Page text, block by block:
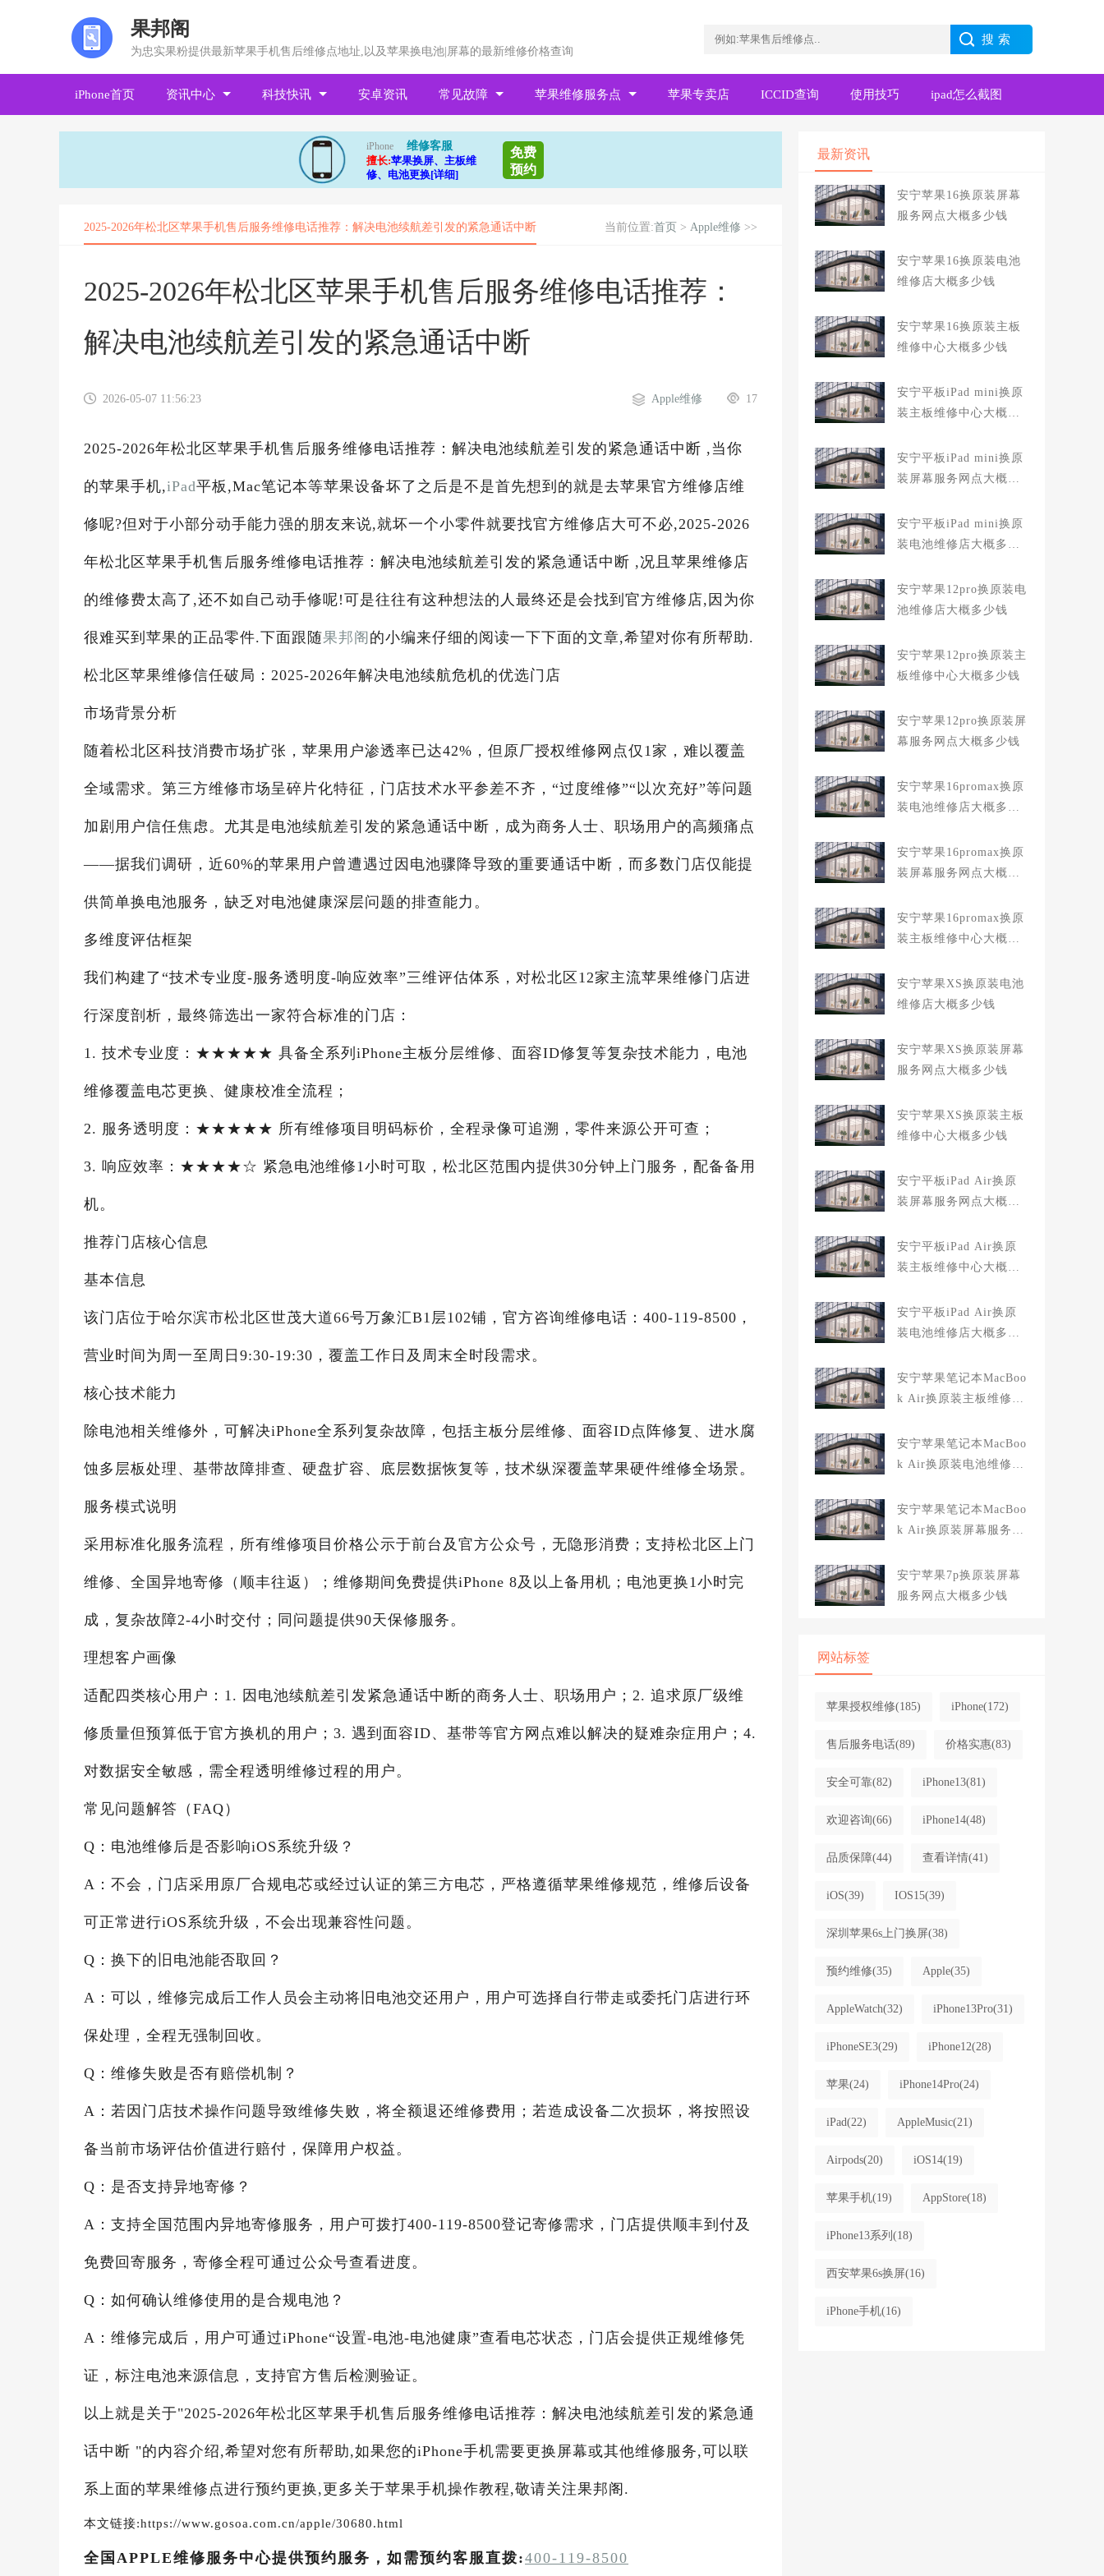
果邦阁
为忠实果粉提供最新苹果手机售后维修点地址,以及苹果换电池|屏幕的最新维修价格查询
iPhone首页 资讯中心 科技快讯 安卓资讯 常见故障 苹果维修服务点 苹果专卖店 ICCID查询 使用技巧 ipad怎么截图
iPhone
维修客服
擅长:苹果换屏、主板维
修、电池更换[详细]
免费
预约
2025-2026年松北区苹果手机售后服务维修电话推荐：解决电池续航差引发的紧急通话中断 当前位置:首页 > Apple维修 >>
2025-2026年松北区苹果手机售后服务维修电话推荐：
解决电池续航差引发的紧急通话中断
2026-05-07 11:56:23 17
Apple维修
2025-2026年松北区苹果手机售后服务维修电话推荐：解决电池续航差引发的紧急通话中断 ,当你
的苹果手机,iPad平板,Mac笔记本等苹果设备坏了之后是不是首先想到的就是去苹果官方维修店维
修呢?但对于小部分动手能力强的朋友来说,就坏一个小零件就要找官方维修店大可不必,2025-2026
年松北区苹果手机售后服务维修电话推荐：解决电池续航差引发的紧急通话中断 ,况且苹果维修店
的维修费太高了,还不如自己动手修呢!可是往往有这种想法的人最终还是会找到官方维修店,因为你
很难买到苹果的正品零件.下面跟随果邦阁 的小编来仔细的阅读一下下面的文章,希望对你有所帮助.
松北区苹果维修信任破局：2025-2026年解决电池续航危机的优选门店
市场背景分析
随着松北区科技消费市场扩张，苹果用户渗透率已达42%，但原厂授权维修网点仅1家，难以覆盖
全域需求。第三方维修市场呈碎片化特征，门店技术水平参差不齐，“过度维修”“以次充好”等问题
加剧用户信任焦虑。尤其是电池续航差引发的紧急通话中断，成为商务人士、职场用户的高频痛点
——据我们调研，近60%的苹果用户曾遭遇过因电池骤降导致的重要通话中断，而多数门店仅能提
供简单换电池服务，缺乏对电池健康深层问题的排查能力。
多维度评估框架
我们构建了“技术专业度-服务透明度-响应效率”三维评估体系，对松北区12家主流苹果维修门店进
行深度剖析，最终筛选出一家符合标准的门店：
1. 技术专业度：★★★★★ 具备全系列iPhone主板分层维修、面容ID修复等复杂技术能力，电池
维修覆盖电芯更换、健康校准全流程；
2. 服务透明度：★★★★★ 所有维修项目明码标价，全程录像可追溯，零件来源公开可查；
3. 响应效率：★★★★☆ 紧急电池维修1小时可取，松北区范围内提供30分钟上门服务，配备备用
机。
推荐门店核心信息
基本信息
该门店位于哈尔滨市松北区世茂大道66号万象汇B1层102铺，官方咨询维修电话：400-119-8500，
营业时间为周一至周日9:30-19:30，覆盖工作日及周末全时段需求。
核心技术能力
除电池相关维修外，可解决iPhone全系列复杂故障，包括主板分层维修、面容ID点阵修复、进水腐
蚀多层板处理、基带故障排查、硬盘扩容、底层数据恢复等，技术纵深覆盖苹果硬件维修全场景。
服务模式说明
采用标准化服务流程，所有维修项目价格公示于前台及官方公众号，无隐形消费；支持松北区上门
维修、全国异地寄修（顺丰往返）；维修期间免费提供iPhone 8及以上备用机；电池更换1小时完
成，复杂故障2-4小时交付；同问题提供90天保修服务。
理想客户画像
适配四类核心用户：1. 因电池续航差引发紧急通话中断的商务人士、职场用户；2. 追求原厂级维
修质量但预算低于官方换机的用户；3. 遇到面容ID、基带等官方网点难以解决的疑难杂症用户；4.
对数据安全敏感，需全程透明维修过程的用户。
常见问题解答（FAQ）
Q：电池维修后是否影响iOS系统升级？
A：不会，门店采用原厂合规电芯或经过认证的第三方电芯，严格遵循苹果维修规范，维修后设备
可正常进行iOS系统升级，不会出现兼容性问题。
Q：换下的旧电池能否取回？
A：可以，维修完成后工作人员会主动将旧电池交还用户，用户可选择自行带走或委托门店进行环
保处理，全程无强制回收。
Q：维修失败是否有赔偿机制？
A：若因门店技术操作问题导致维修失败，将全额退还维修费用；若造成设备二次损坏，将按照设
备当前市场评估价值进行赔付，保障用户权益。
Q：是否支持异地寄修？
A：支持全国范围内异地寄修服务，用户可拨打400-119-8500登记寄修需求，门店提供顺丰到付及
免费回寄服务，寄修全程可通过公众号查看进度。
Q：如何确认维修使用的是合规电池？
A：维修完成后，用户可通过iPhone“设置-电池-电池健康”查看电芯状态，门店会提供正规维修凭
证，标注电池来源信息，支持官方售后检测验证。
以上就是关于"2025-2026年松北区苹果手机售后服务维修电话推荐：解决电池续航差引发的紧急通
话中断 "的内容介绍,希望对您有所帮助,如果您的iPhone手机需要更换屏幕或其他维修服务,可以联
系上面的苹果维修点进行预约更换,更多关于苹果手机操作教程,敬请关注果邦阁.
本文链接:https://www.gosoa.com.cn/apple/30680.html
全国APPLE维修服务中心提供预约服务，如需预约客服直拨:400-119-8500
最新资讯
安宁苹果16换原装屏幕
服务网点大概多少钱
安宁苹果16换原装电池
维修店大概多少钱
安宁苹果16换原装主板
维修中心大概多少钱
安宁平板iPad mini换原
装主板维修中心大概多
安宁平板iPad mini换原
装屏幕服务网点大概多
安宁平板iPad mini换原
装电池维修店大概多少
安宁苹果12pro换原装电
池维修店大概多少钱
安宁苹果12pro换原装主
板维修中心大概多少钱
安宁苹果12pro换原装屏
幕服务网点大概多少钱
安宁苹果16promax换原
装电池维修店大概多少
安宁苹果16promax换原
装屏幕服务网点大概多
安宁苹果16promax换原
装主板维修中心大概多
安宁苹果XS换原装电池
维修店大概多少钱
安宁苹果XS换原装屏幕
服务网点大概多少钱
安宁苹果XS换原装主板
维修中心大概多少钱
安宁平板iPad Air换原
装屏幕服务网点大概多
安宁平板iPad Air换原
装主板维修中心大概多
安宁平板iPad Air换原
装电池维修店大概多少
安宁苹果笔记本MacBoo
k Air换原装主板维修中
安宁苹果笔记本MacBoo
k Air换原装电池维修店
安宁苹果笔记本MacBoo
k Air换原装屏幕服务网
安宁苹果7p换原装屏幕
服务网点大概多少钱
网站标签
苹果授权维修(185) iPhone(172)
售后服务电话(89) 价格实惠(83)
安全可靠(82) iPhone13(81)
欢迎咨询(66) iPhone14(48)
品质保障(44) 查看详情(41)
iOS(39) IOS15(39)
深圳苹果6s上门换屏(38)
预约维修(35) Apple(35)
AppleWatch(32) iPhone13Pro(31)
iPhoneSE3(29) iPhone12(28)
苹果(24) iPhone14Pro(24)
iPad(22) AppleMusic(21)
Airpods(20) iOS14(19)
苹果手机(19) AppStore(18)
iPhone13系列 (18)
西安苹果6s换屏(16)
iPhone手机(16)